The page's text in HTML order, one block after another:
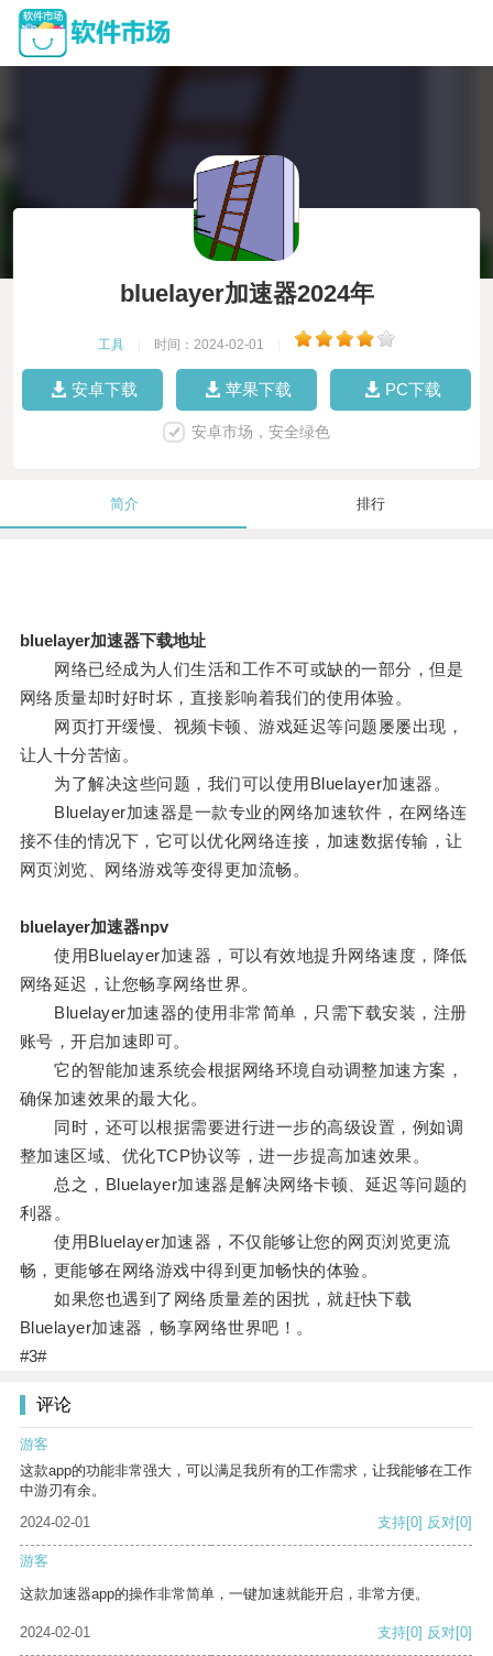
bluelayer加速器2024年
工具 时间：2024-02-01
安卓下载 苹果下载 PC下载
安卓市场，安全绿色
简介 排行
bluelayer加速器下载地址
网络已经成为人们生活和工作不可或缺的一部分，但是
网络质量却时好时坏，直接影响着我们的使用体验。
网页打开缓慢、视频卡顿、游戏延迟等问题屡屡出现，
让人十分苦恼。
为了解决这些问题，我们可以使用Bluelayer加速器。
Bluelayer加速器是一款专业的网络加速软件，在网络连
接不佳的情况下，它可以优化网络连接，加速数据传输，让
网页浏览、网络游戏等变得更加流畅。
bluelayer加速器npv
使用Bluelayer加速器，可以有效地提升网络速度，降低
网络延迟，让您畅享网络世界。
Bluelayer加速器的使用非常简单，只需下载安装，注册
账号，开启加速即可。
它的智能加速系统会根据网络环境自动调整加速方案，
确保加速效果的最大化。
同时，还可以根据需要进行进一步的高级设置，例如调
整加速区域、优化TCP协议等，进一步提高加速效果。
总之，Bluelayer加速器是解决网络卡顿、延迟等问题的
利器。
使用Bluelayer加速器，不仅能够让您的网页浏览更流
畅，更能够在网络游戏中得到更加畅快的体验。
如果您也遇到了网络质量差的困扰，就赶快下载
Bluelayer加速器，畅享网络世界吧！。
#3#
评论
游客
这款app的功能非常强大，可以满足我所有的工作需求，让我能够在工作
中游刃有余。
2024-02-01
支持[0] 反对[0]
游客
这款加速器app的操作非常简单，一键加速就能开启，非常方便。
2024-02-01 支持[0] 反对[0]